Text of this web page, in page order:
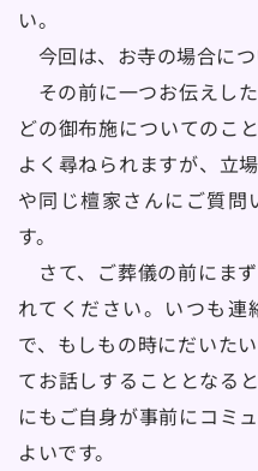
い。
今回は、お寺の場合につ
その前に一つお伝えし
どの御布施についてのこ
よく尋ねられますが、立
や同じ檀家さんにご質問
す。
さて、ご葬儀の前にま
れてください。いつも
で、もしもの時にだいた
てお話しすることとなる
にもご自身が事前にコミ
よいです。